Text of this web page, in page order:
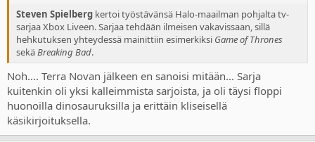
Steven Spielberg kertoi työstävänsä Halo-maailman pohjalta tv-
sarjaa Xbox Liveen. Sarjaa tehdään ilmeisen vakavissaan, sillä
hehkutuksen yhteydessä mainittiin esimerkiksi Game of Thrones
sekäBreaking Bad.
Noh.... Terra Novan jälkeen en sanoisi mitään... Sarja
kuitenkin oli yksi kalleimmista sarjoista, ja oli täysi floppi
huonoilla dinosauruksilla ja erittäin kliseisellä
käsikirjoituksella.